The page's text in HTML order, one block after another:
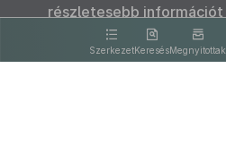
SzerkezetKeresésMegnyitottak
részletesebb információt
kattintva olvashat.